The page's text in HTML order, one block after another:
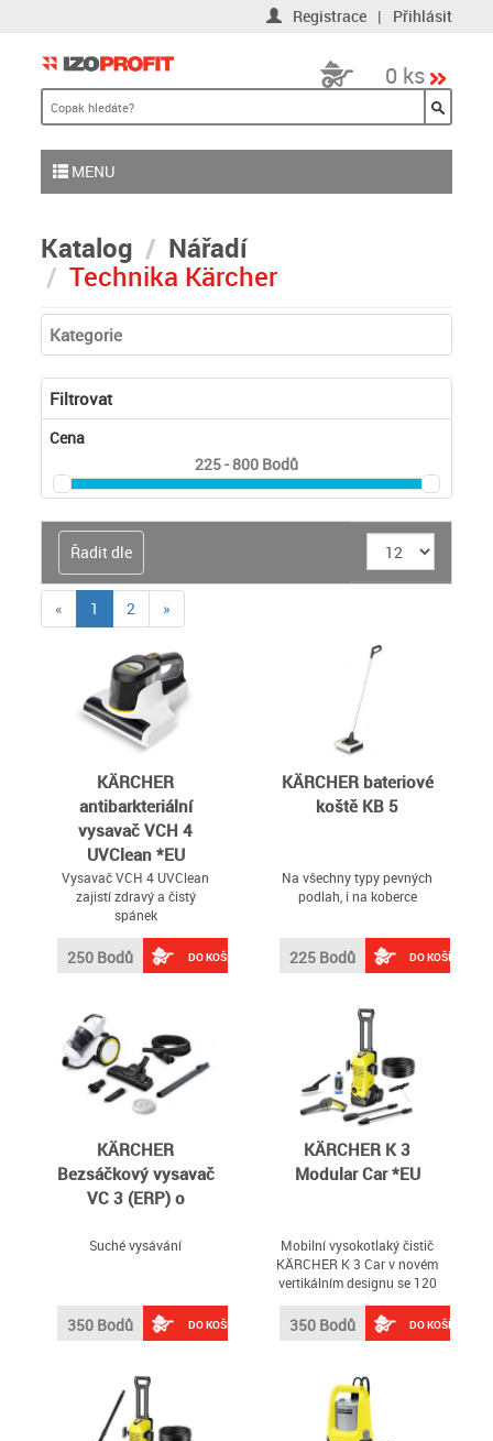
Registrace | Přihlásit
0 ks
MENU
Katalog
Nářadí
Technika Kärcher
Kategorie
Filtrovat
Cena
225 - 800 Bodů
Řadit dle
« 1 (current)
2 »
KÄRCHER
antibarkteriální
vysavač VCH 4
UVClean *EU
Vysavač VCH 4 UVClean
zajistí zdravý a čistý
spánek
250 Bodů DO KOŠÍKU
KÄRCHER bateriové
koště KB 5
Na všechny typy pevných
podlah, i na koberce
225 Bodů DO KOŠÍKU
KÄRCHER
Bezsáčkový vysavač
VC 3 (ERP) o
Suché vysávání
350 Bodů DO KOŠÍKU
KÄRCHER K 3
Modular Car *EU
Mobilní vysokotlaký čistič
KÄRCHER K 3 Car v novém
vertikálním designu se 120
bar a 380 l/h pro
příležitostné čištění
mírného znečištění
350 Bodů DO KOŠÍKU